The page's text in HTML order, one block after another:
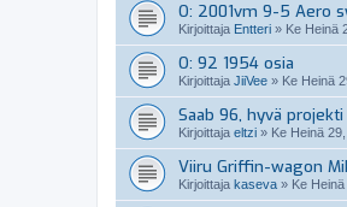
O: 2001vm 9-5 Aero
Kirjoittaja Entteri » Ke Heinä
O: 92 1954 osia
Kirjoittaja JiiVee » Ke Heinä
Saab 96, hyvä projekti
Kirjoittaja eltzi » Ke Heinä
Viiru Griffin-wagon
Kirjoittaja kaseva » Ke